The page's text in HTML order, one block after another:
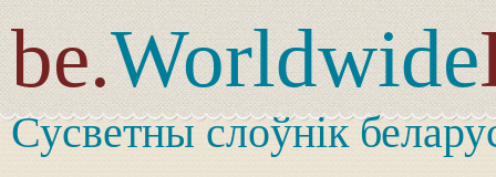
be.Worldwide
Сусветны слоўнік